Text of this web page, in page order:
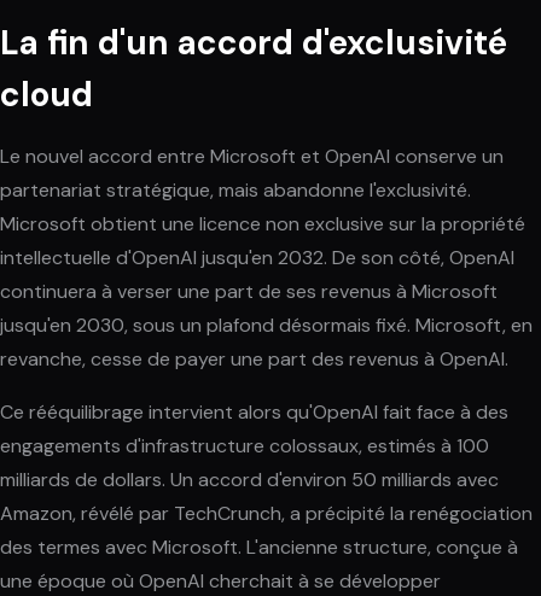
La fin d'un accord d'exclusivité
cloud
Le nouvel accord entre Microsoft et OpenAI conserve un
partenariat stratégique, mais abandonne l'exclusivité.
Microsoft obtient une licence non exclusive sur la propriété
intellectuelle d'OpenAI jusqu'en 2032. De son côté, OpenAI
continuera à verser une part de ses revenus à Microsoft
jusqu'en 2030, sous un plafond désormais fixé. Microsoft, en
revanche, cesse de payer une part des revenus à OpenAI.
Ce rééquilibrage intervient alors qu'OpenAI fait face à des
engagements d'infrastructure colossaux, estimés à 100
milliards de dollars. Un accord d'environ 50 milliards avec
Amazon, révélé par TechCrunch, a précipité la renégociation
des termes avec Microsoft. L'ancienne structure, conçue à
une époque où OpenAI cherchait à se développer